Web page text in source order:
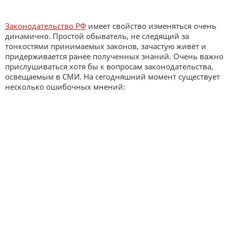
Законодательство РФ имеет свойство изменяться очень
динамично. Простой обыватель, не следящий за
тонкостями принимаемых законов, зачастую живёт и
придерживается ранее полученных знаний. Очень важно
прислушиваться хотя бы к вопросам законодательства,
освещаемым в СМИ. На сегодняшний момент существует
несколько ошибочных мнений: